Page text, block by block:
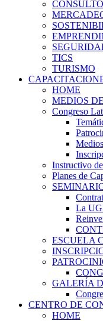
TICS
TURISMO
HOME
MEDIOS
Congreso
Instructivo
Planes de
La
ESCUELA
GALERÍA
CENTRO DE
HOME